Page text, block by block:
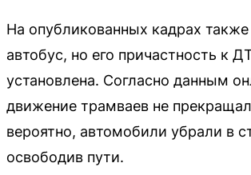
На опубликованных кадрах
автобус, но его причастность к
установлена. Согласно данным
движение трамваев не
вероятно, автомобили убрали в
освободив пути.